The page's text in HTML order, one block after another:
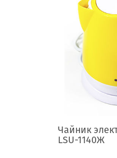
Чайник
LSU-1140Ж